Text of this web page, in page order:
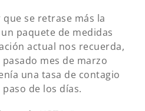
se retrase más la
paquete de medidas
actual nos recuerda,
mes de marzo
una tasa de contagio
de los días.